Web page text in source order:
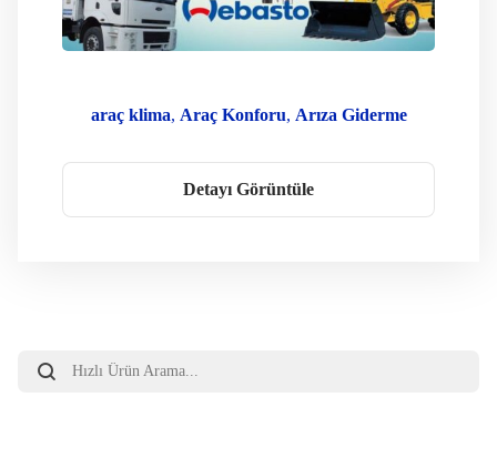
araç klima Araç Konforu Arıza Giderme
Orijinal Yedek Parça Oto Isıtma
Detayı Görüntüle
search